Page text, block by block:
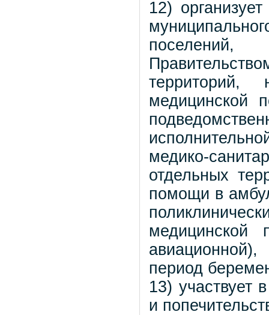
12)
территорий,
медицинской
медико-
отдельных
помощи в
медицинской
период
13) участвует
и